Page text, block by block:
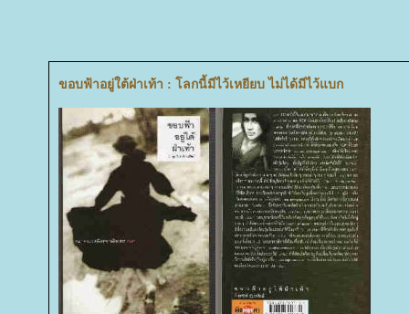
ขอบฟ้าอยู่ใต้ฝ่าเท้า : โลกนี้มีไว้เหยียบ ไม่ได้มีไว้แบก